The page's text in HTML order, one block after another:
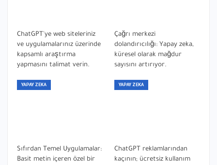
ChatGPT'ye web siteleriniz
ve uygulamalarınız üzerinde
kapsamlı araştırma
yapmasını talimat verin.
Çağrı merkezi
dolandırıcılığı: Yapay zeka,
küresel olarak mağdur
sayısını artırıyor.
YAPAY ZEKA
Sıfırdan Temel Uygulamalar:
Basit metin içeren özel bir
YAPAY ZEKA
ChatGPT reklamlarından
kaçının; ücretsiz kullanım